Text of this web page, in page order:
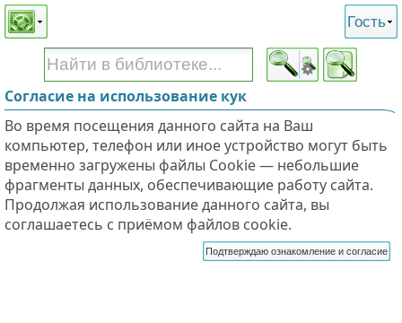
Этот сайт поддерживает
слабовидящих
Гость
Согласие на использование кук
Во время посещения данного сайта на Ваш
компьютер, телефон или иное устройство могут быть
временно загружены файлы Cookie — небольшие
фрагменты данных, обеспечивающие работу сайта.
Продолжая использование данного сайта, вы
соглашаетесь с приёмом файлов cookie.
Подтверждаю ознакомление и согласие